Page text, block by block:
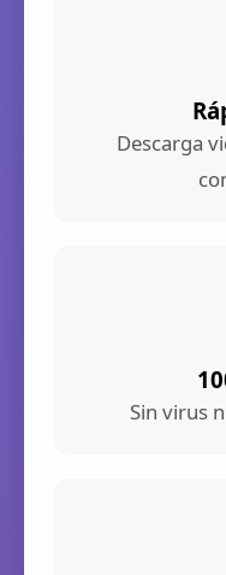
Descarga
Sin virus